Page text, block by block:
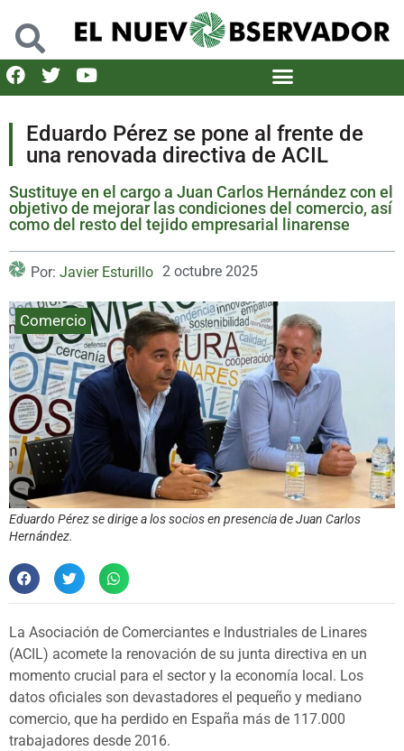
Eduardo Pérez se pone al frente de
una renovada directiva de ACIL
Sustituye en el cargo a Juan Carlos Hernández con el
objetivo de mejorar las condiciones del comercio, así
como del resto del tejido empresarial linarense
Por: Javier Esturillo 2 octubre 2025
Comercio
Eduardo Pérez se dirige a los socios en presencia de Juan Carlos
Hernández.
La Asociación de Comerciantes e Industriales de Linares
(ACIL) acomete la renovación de su junta directiva en un
momento crucial para el sector y la economía local. Los
datos oficiales son devastadores el pequeño y mediano
comercio, que ha perdido en España más de 117.000
trabajadores desde 2016.